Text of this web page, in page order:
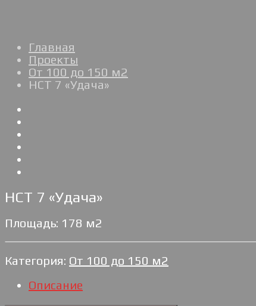
Главная
Проекты
От 100 до 150 м2
НСТ 7 «Удача»
НСТ 7 «Удача»
Площадь: 178 м2
Категория: От 100 до 150 м2
Описание